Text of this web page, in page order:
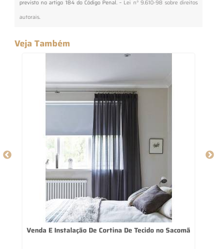
previsto no artigo 184 do Código Penal. – Lei n° 9.610-98 sobre direitos
autorais.
Veja Também
Venda E Instalação De Cortina De Tecido no Sacomã